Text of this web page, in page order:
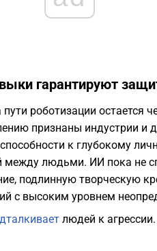
гарантируют
роботизации остается
признаны индустрии и
к глубокому
людьми. ИИ пока не
подлинную творческую
с высоким уровнем
людей к агрессии.